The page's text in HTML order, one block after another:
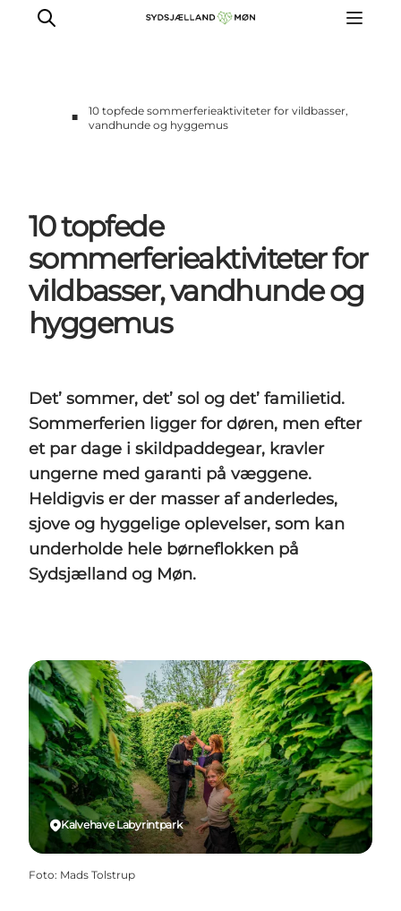
Spis
Overnat
Planlæg din tur
■
10 topfede sommerferieaktiviteter for vildbasser,
vandhunde og hyggemus
10 topfede
sommerferieaktiviteter for
vildbasser, vandhunde og
hyggemus
Det’ sommer, det’ sol og det’ familietid.
Sommerferien ligger for døren, men efter
et par dage i skildpaddegear, kravler
ungerne med garanti på væggene.
Heldigvis er der masser af anderledes,
sjove og hyggelige oplevelser, som kan
underholde hele børneflokken på
Sydsjælland og Møn.
Kalvehave Labyrintpark
Foto: Mads Tolstrup